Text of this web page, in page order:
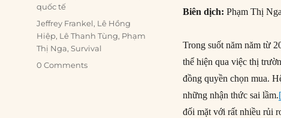
Biên dịch: Phạm Thị
Trong suốt năm năm từ
thể hiện qua việc thị
đồng quyền chọn mua.
những nhận thức sai lầm.
đối mặt với rất nhiều rủi
quốc tế
Tags
Jeffrey Frankel, Lê Hồng
Hiệp, Lê Thanh Tùng, Phạm
Thị Nga,Survival
0 Comments